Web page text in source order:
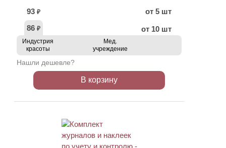
93 ₽
от 5 шт
86 ₽ от 10 шт
Индустрия
красоты
Мед.
учреждение
Нашли дешевле?
В корзину